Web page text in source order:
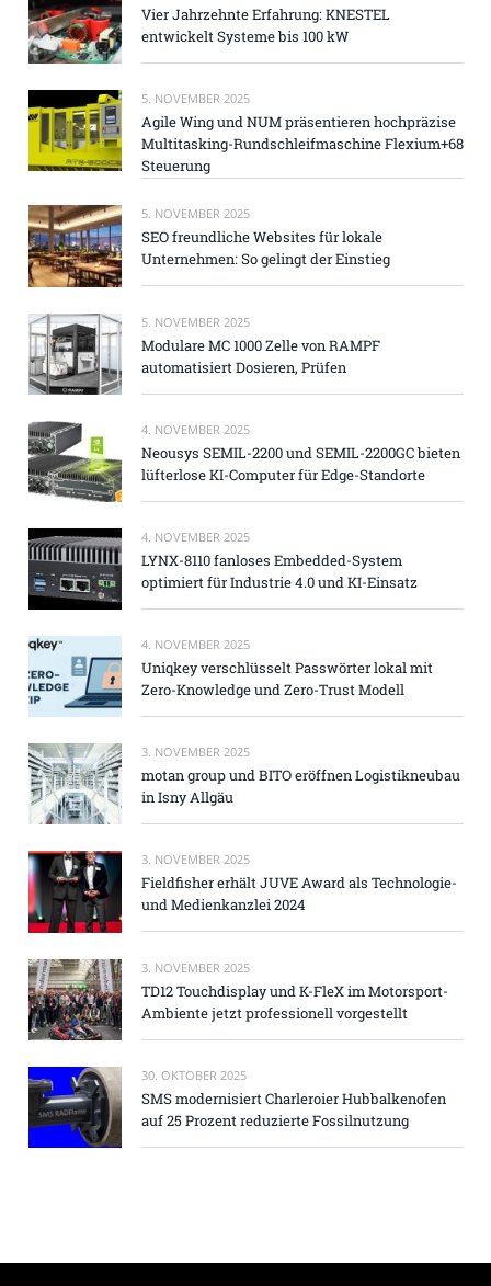
Vier Jahrzehnte Erfahrung: KNESTEL
entwickelt Systeme bis 100 kW
5. NOVEMBER 2025
Agile Wing und NUM präsentieren hochpräzise
Multitasking-Rundschleifmaschine Flexium+68
Steuerung
5. NOVEMBER 2025
SEO freundliche Websites für lokale
Unternehmen: So gelingt der Einstieg
5. NOVEMBER 2025
Modulare MC 1000 Zelle von RAMPF
automatisiert Dosieren, Prüfen
4. NOVEMBER 2025
Neousys SEMIL-2200 und SEMIL-2200GC bieten
lüfterlose KI-Computer für Edge-Standorte
4. NOVEMBER 2025
LYNX-8110 fanloses Embedded-System
optimiert für Industrie 4.0 und KI-Einsatz
4. NOVEMBER 2025
Uniqkey verschlüsselt Passwörter lokal mit
Zero-Knowledge und Zero-Trust Modell
3. NOVEMBER 2025
motan group und BITO eröffnen Logistikneubau
in Isny Allgäu
3. NOVEMBER 2025
Fieldfisher erhält JUVE Award als Technologie-
und Medienkanzlei 2024
3. NOVEMBER 2025
TD12 Touchdisplay und K-FleX im Motorsport-
Ambiente jetzt professionell vorgestellt
30. OKTOBER 2025
SMS modernisiert Charleroier Hubbalkenofen
auf 25 Prozent reduzierte Fossilnutzung